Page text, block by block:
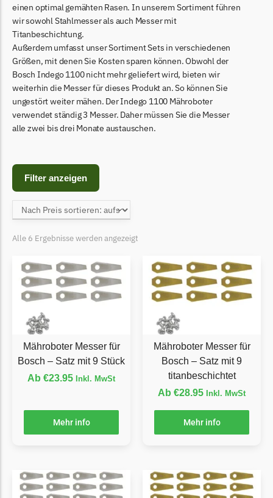
Begrenzungsdraht
Bosch Indego
Bosch Indego Messer
Begrenzungsdraht
Central Park
Central Park Messer
Begrenzungsdraht
Cub Cadet
Ecovacs
Ecovacs Messer
Einhell
Einhell Messer
Begrenzungsdraht
Etesia
Begrenzungsdraht
Eufy
Ferrex
einen optimal gemähten Rasen. In unserem Sortiment führen
wir sowohl Stahlmesser als auch Messer mit
Titanbeschichtung.
Außerdem umfasst unser Sortiment Sets in verschiedenen
Größen, mit denen Sie Kosten sparen können. Obwohl der
Bosch Indego 1100 nicht mehr geliefert wird, bieten wir
weiterhin die Messer für dieses Produkt an. So können Sie
ungestört weiter mähen. Der Indego 1100 Mähroboter
verwendet ständig 3 Messer. Daher müssen Sie die Messer
alle zwei bis drei Monate austauschen.
Filter anzeigen
Alle 6 Ergebnisse werden angezeigt
Mähroboter Messer für
Bosch – Satz mit 9 Stück
Ab €23.95 Inkl. MwSt
Mehr info
Mähroboter Messer für
Bosch – Satz mit 9
titanbeschichtet
Ab €28.95 Inkl. MwSt
Mehr info